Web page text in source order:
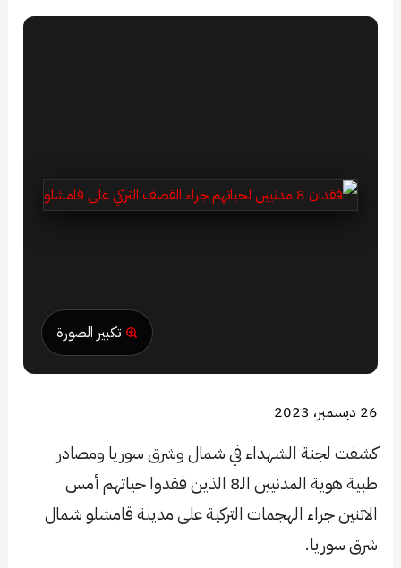
تكبير الصورة
26 ديسمبر، 2023
كشفت لجنة الشهداء في شمال وشرق سوريا ومصادر
طبية هوية المدنيين الـ8 الذين فقدوا حياتهم أمس
الاثنين جراء الهجمات التركية على مدينة قامشلو شمال
شرق سوريا.